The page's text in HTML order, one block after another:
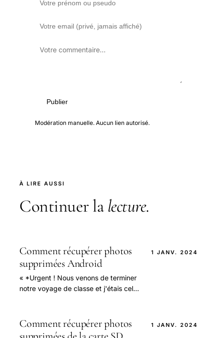
Publier
Modération manuelle. Aucun lien autorisé.
À LIRE AUSSI
Continuer la lecture.
Comment récupérer photos
supprimées Android
« *Urgent ! Nous venons de terminer
notre voyage de classe et j'étais celui
1 JANV. 2024
Comment récupérer photos
1 JANV. 2024